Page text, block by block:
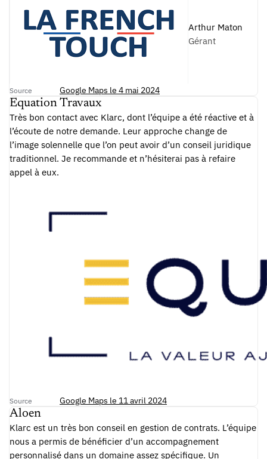
Arthur Maton
Gérant
Source Google Maps le 4 mai 2024
Equation Travaux
Très bon contact avec Klarc, dont l’équipe a été réactive et à
l’écoute de notre demande. Leur approche change de
l’image solennelle que l’on peut avoir d’un conseil juridique
traditionnel. Je recommande et n’hésiterai pas à refaire
appel à eux.
Source Google Maps le 11 avril 2024
Aloen
Klarc est un très bon conseil en gestion de contrats. L’équipe
nous a permis de bénéficier d’un accompagnement
personnalisé dans un domaine assez spécifique. Un